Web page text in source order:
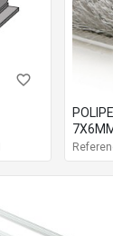
favorite_border